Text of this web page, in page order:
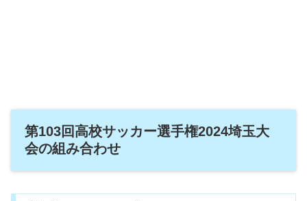
第103回高校サッカー選手権2024埼玉大
会の組み合わせ